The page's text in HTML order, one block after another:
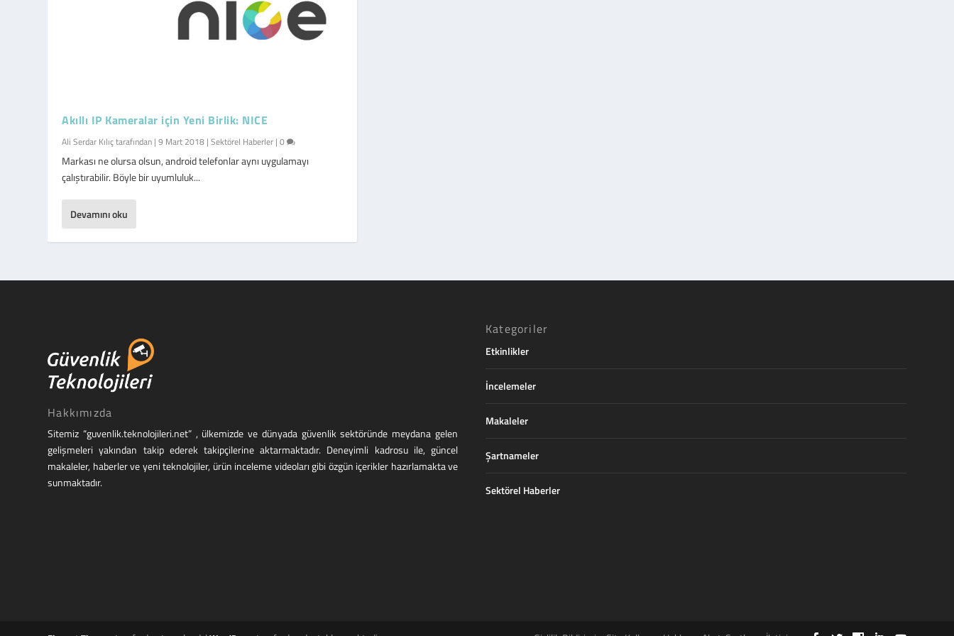
Akıllı IP Kameralar için Yeni Birlik: NICE
Ali Serdar Kılıçtarafından |9 Mart 2018 |Sektörel Haberler |0
Markası ne olursa olsun, android telefonlar aynı uygulamayı
çalıştırabilir. Böyle bir uyumluluk...
Devamını oku
Hakkımızda
Sitemiz “guvenlik.teknolojileri.net” , ülkemizde ve dünyada güvenlik sektöründe meydana gelen
gelişmeleri yakından takip ederek takipçilerine aktarmaktadır. Deneyimli kadrosu ile, güncel
makaleler, haberler ve yeni teknolojiler, ürün inceleme videoları gibi özgün içerikler hazırlamakta ve
sunmaktadır.
Kategoriler
Etkinlikler
İncelemeler
Makaleler
Şartnameler
Sektörel Haberler